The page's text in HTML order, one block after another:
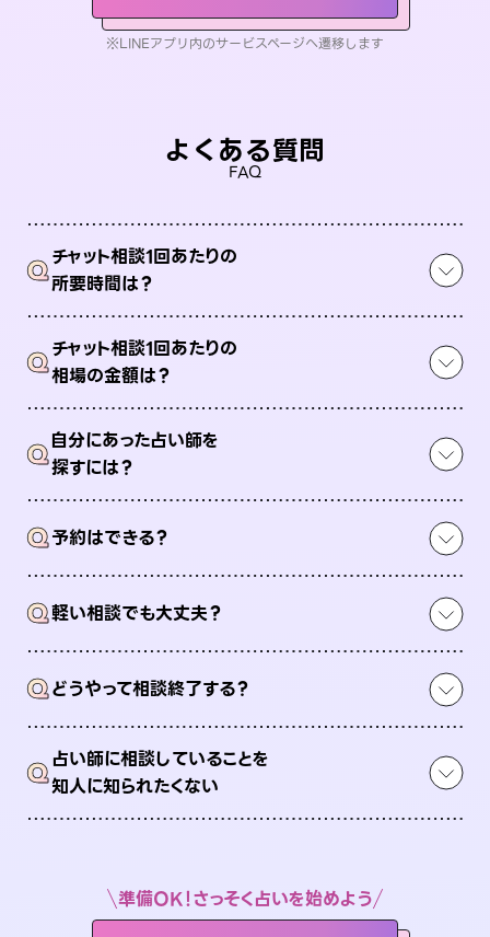
※LINEアプリ内のサービスページへ遷移します
よくある質問
FAQ
Qチャット相談1回あたりの
所要時間は？
Qチャット相談1回あたりの
相場の金額は？
Q自分にあった占い師を
探すには？
Q予約はできる？
Q軽い相談でも大丈夫？
Qどうやって相談終了する？
Q占い師に相談していることを
知人に知られたくない
準備OK！さっそく占いを始めよう